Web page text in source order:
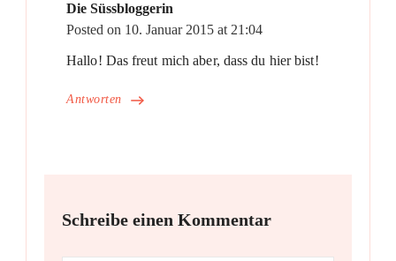
Die Süssbloggerin
Posted on 10. Januar 2015 at 21:04
Antworten
Hallo! Das freut mich aber, dass du hier bist!
Schreibe einen Kommentar